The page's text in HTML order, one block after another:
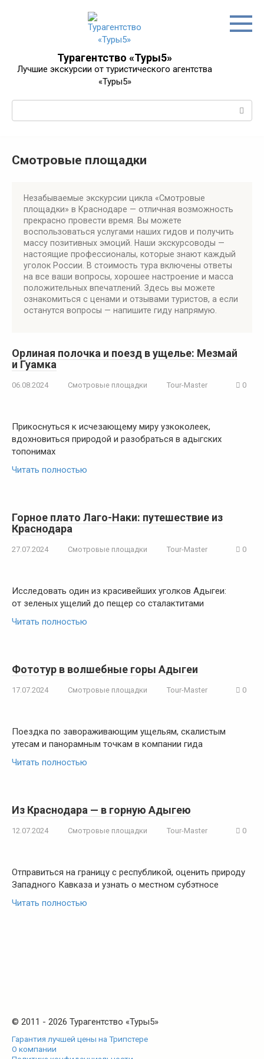
Турагентство «Туры5»
Лучшие экскурсии от туристического агентства
«Туры5»
Смотровые площадки
Незабываемые экскурсии цикла «Смотровые
площадки» в Краснодаре — отличная возможность
прекрасно провести время. Вы можете
воспользоваться услугами наших гидов и получить
массу позитивных эмоций. Наши экскурсоводы —
настоящие профессионалы, которые знают каждый
уголок России. В стоимость тура включены ответы
на все ваши вопросы, хорошее настроение и масса
положительных впечатлений. Здесь вы можете
ознакомиться с ценами и отзывами туристов, а если
останутся вопросы — напишите гиду напрямую.
Орлиная полочка и поезд в ущелье: Мезмай
и Гуамка
06.08.2024 Смотровые площадки Tour-Master 0
Прикоснуться к исчезающему миру узкоколеек,
вдохновиться природой и разобраться в адыгских
топонимах
Читать полностью
Горное плато Лаго-Наки: путешествие из
Краснодара
27.07.2024 Смотровые площадки Tour-Master 0
Исследовать один из красивейших уголков Адыгеи:
от зеленых ущелий до пещер со сталактитами
Читать полностью
Фототур в волшебные горы Адыгеи
17.07.2024 Смотровые площадки Tour-Master 0
Поездка по завораживающим ущельям, скалистым
утесам и панорамным точкам в компании гида
Читать полностью
Из Краснодара — в горную Адыгею
12.07.2024 Смотровые площадки Tour-Master 0
Отправиться на границу с республикой, оценить природу
Западного Кавказа и узнать о местном субэтносе
Читать полностью
© 2011 - 2026 Турагентство «Туры5»
Гарантия лучшей цены на Трипстере
О компании